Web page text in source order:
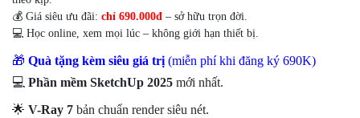
💰 Giá siêu ưu đãi: chỉ 690.000đ – sở hữu trọn đời.
💻 Học online, xem mọi lúc – không giới hạn thiết bị.
🎁 Quà tặng kèm siêu giá trị (miễn phí khi đăng ký 690K)
💻 Phần mềm SketchUp 2025 mới nhất.
🌟 V-Ray 7 bản chuẩn render siêu nét.